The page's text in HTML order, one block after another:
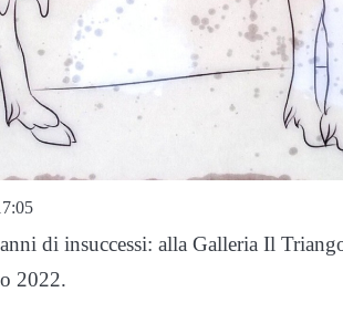
di insuccessi: alla Galleria Il
2022.